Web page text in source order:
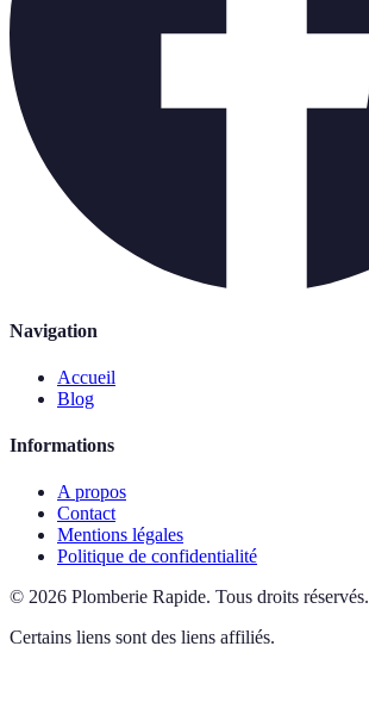
Navigation
Accueil
Blog
Informations
A propos
Contact
Mentions légales
Politique de confidentialité
© 2026 Plomberie Rapide. Tous droits réservés.
Certains liens sont des liens affiliés.